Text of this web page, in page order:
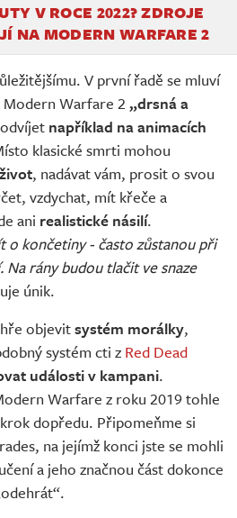
V ROCE 2022? ZDROJE
NA MODERN WARFARE 2
V první řadě se mluví
Warfare 2 „drsná a
například na animacích
klasické smrti mohou
, nadávat vám, prosit o svou
vzdychat, mít křeče a
ani realistické násilí.
končetiny - často zůstanou při
Na rány budou tlačit ve snaze
únik.
objevitsystém morálky,
systém cti z Red Dead
události v kampani.
Warfare z roku 2019 tohle
dopředu. Připomeňme si
na jejímž konci jste se mohli
a jeho značnou část dokonce